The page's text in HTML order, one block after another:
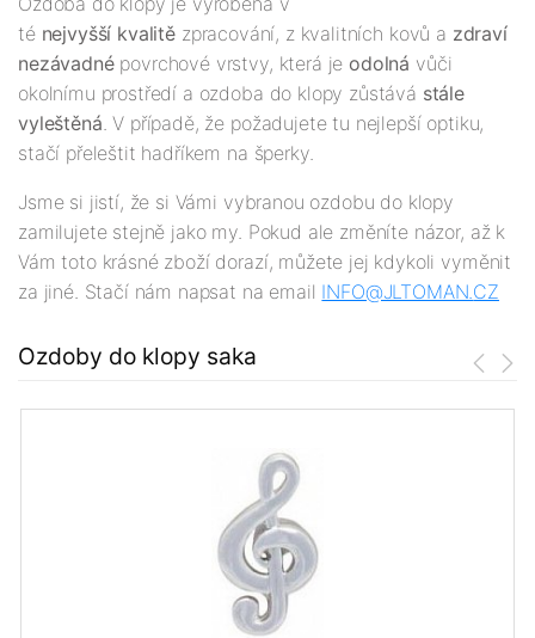
té nejvyšší kvalitě zpracování, z kvalitních kovů a zdraví
nezávadnépovrchové vrstvy, která je odolná vůči
okolnímu prostředí a ozdoba do klopy zůstává stále
vyleštěná . V případě, že požadujete tu nejlepší optiku,
stačí přeleštit hadříkem na šperky.
Jsme si jistí, že si Vámi vybranou ozdobu do klopy
zamilujete stejně jako my. Pokud ale změníte názor, až k
Vám toto krásné zboží dorazí, můžete jej kdykoli vyměnit
za jiné. Stačí nám napsat na email INFO@JLTOMAN. CZ
Ozdoby do klopy saka